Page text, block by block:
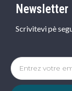
Newsletter
Scrivitevi pè